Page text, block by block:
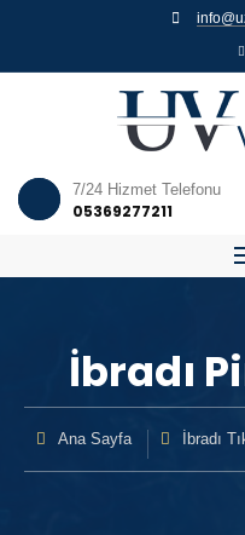
7/24 Hizmet Telefonu
05369277211
İbradı
Ana Sayfa İbradı